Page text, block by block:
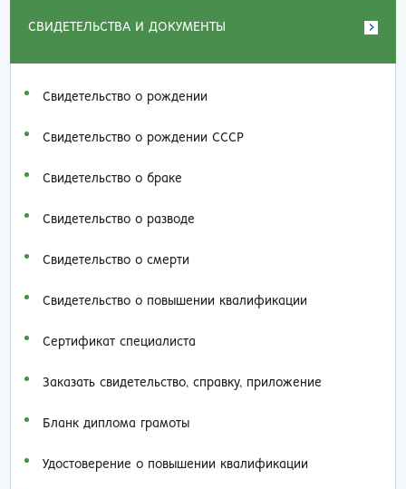
СВИДЕТЕЛЬСТВА И ДОКУМЕНТЫ
Свидетельство о рождении
Свидетельство о рождении СССР
Свидетельство о браке
Свидетельство о разводе
Свидетельство о смерти
Свидетельство о повышении квалификации
Сертификат специалиста
Заказать cвидетельство, справку, приложение
Бланк диплома грамоты
Удостоверение о повышении квалификации